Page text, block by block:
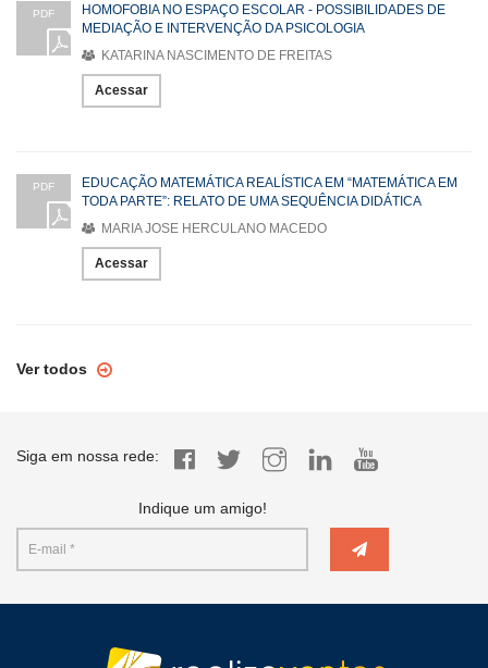
PDF
HOMOFOBIA NO ESPAÇO ESCOLAR - POSSIBILIDADES DE
MEDIAÇÃO E INTERVENÇÃO DA PSICOLOGIA
KATARINA NASCIMENTO DE FREITAS
Acessar
PDF
EDUCAÇÃO MATEMÁTICA REALÍSTICA EM “MATEMÁTICA EM
TODA PARTE”: RELATO DE UMA SEQUÊNCIA DIDÁTICA
MARIA JOSE HERCULANO MACEDO
Acessar
Ver todos
Siga em nossa rede:
Indique um amigo!